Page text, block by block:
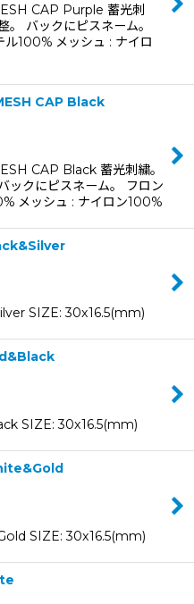
CAP Purple 蓄光刺
。 バックにピスネーム。
ル100% メッシュ : ナイロ
CAP Black
CAP Black 蓄光刺繍。
ックにピスネーム。 フロン
メッシュ : ナイロン100%
SIZE: 30x16.5(mm)
SIZE: 30x16.5(mm)
SIZE: 30x16.5(mm)